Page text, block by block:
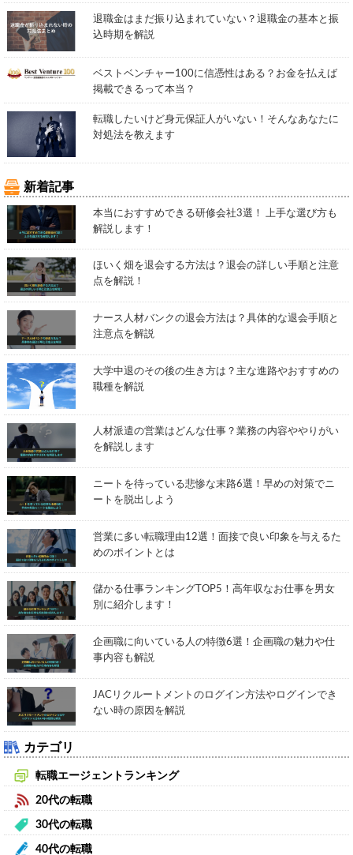
退職金はまだ振り込まれていない？退職金の基本と振
込時期を解説
ベストベンチャー100に信憑性はある？お金を払えば
掲載できるって本当？
転職したいけど身元保証人がいない！そんなあなたに
対処法を教えます
新着記事
本当におすすめできる研修会社3選！ 上手な選び方も
解説します！
ほいく畑を退会する方法は？退会の詳しい手順と注意
点を解説！
ナース人材バンクの退会方法は？具体的な退会手順と
注意点を解説
大学中退のその後の生き方は？主な進路やおすすめの
職種を解説
人材派遣の営業はどんな仕事？業務の内容ややりがい
を解説します
ニートを待っている悲惨な末路6選！早めの対策でニ
ートを脱出しよう
営業に多い転職理由12選！面接で良い印象を与えるた
めのポイントとは
儲かる仕事ランキングTOP5！高年収なお仕事を男女
別に紹介します！
企画職に向いている人の特徴6選！企画職の魅力や仕
事内容も解説
JACリクルートメントのログイン方法やログインでき
ない時の原因を解説
カテゴリ
転職エージェントランキング
20代の転職
30代の転職
40代の転職